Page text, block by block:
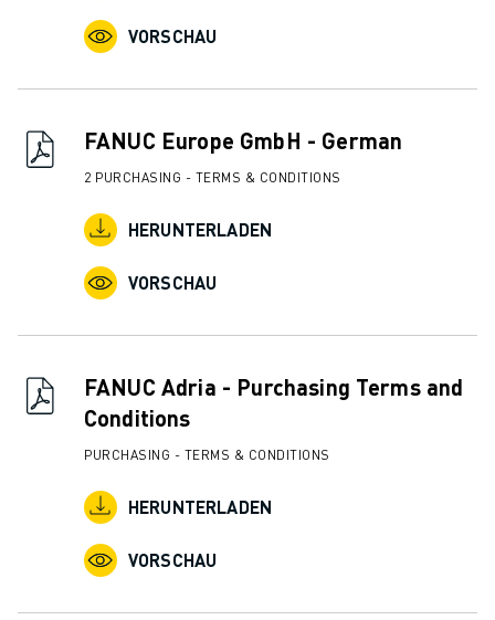
ROBOCUT SOFTWARE
ROBOCUT VORBEUGENDE WARTUNG
INTELLIGENTE FABRIKLÖSUNGEN
PRODUKTREGISTRIERUNG » FANUC PORTAL
ALLE BRANCHEN
LUFT- UND RAUMFAHRT
AUTOMOBIL
ELEKTRONIK
LEBENSMITTEL UND GETRÄNKE
LAGERHALTUNG, LOGISTIK, POST & PAKET
ALLE APPLIKATIONEN
VORSCHAU
FANUC Europe GmbH - German
2 PURCHASING - TERMS & CONDITIONS
HERUNTERLADEN
VORSCHAU
FANUC Adria - Purchasing Terms and
Conditions
PURCHASING - TERMS & CONDITIONS
HERUNTERLADEN
VORSCHAU